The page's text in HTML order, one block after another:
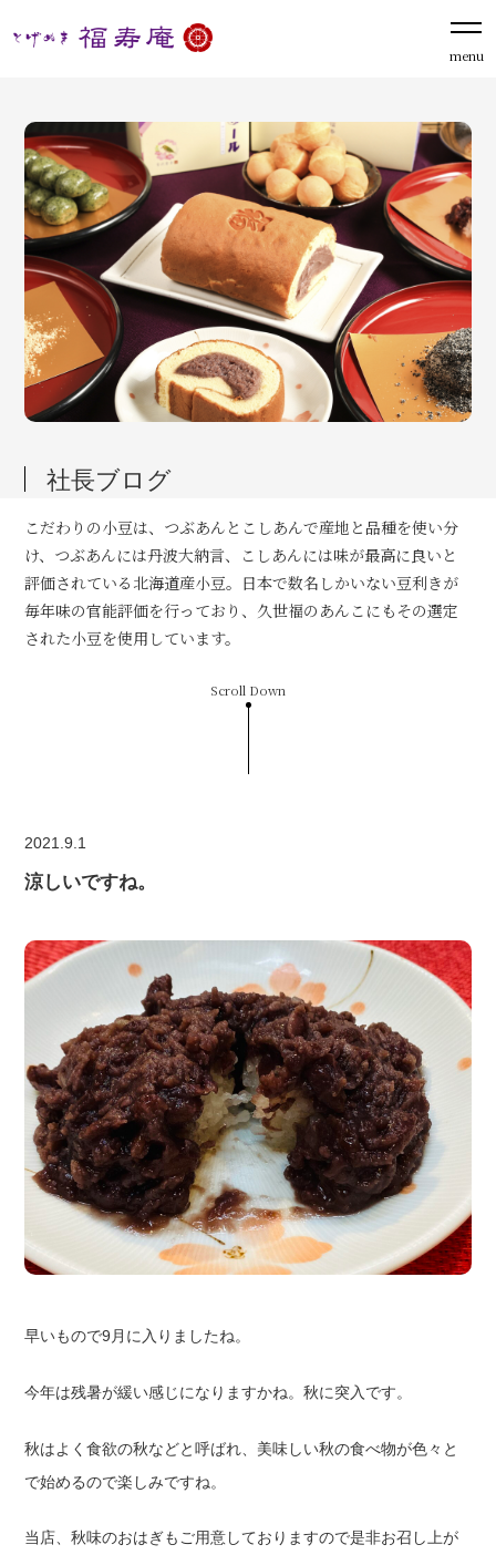
menu
社長ブログ
こだわりの小豆は、つぶあんとこしあんで産地と品種を使い分
け、つぶあんには丹波大納言、こしあんには味が最高に良いと
評価されている北海道産小豆。日本で数名しかいない豆利きが
毎年味の官能評価を行っており、久世福のあんこにもその選定
された小豆を使用しています。
Scroll Down
2021.9.1
涼しいですね。
早いもので9月に入りましたね。
今年は残暑が緩い感じになりますかね。秋に突入です。
秋はよく食欲の秋などと呼ばれ、美味しい秋の食べ物が色々と
で始めるので楽しみですね。
当店、秋味のおはぎもご用意しておりますので是非お召し上が